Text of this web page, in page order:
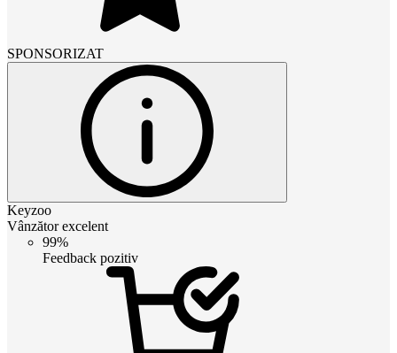
SPONSORIZAT
Keyzoo
Vânzător excelent
99%
Feedback pozitiv